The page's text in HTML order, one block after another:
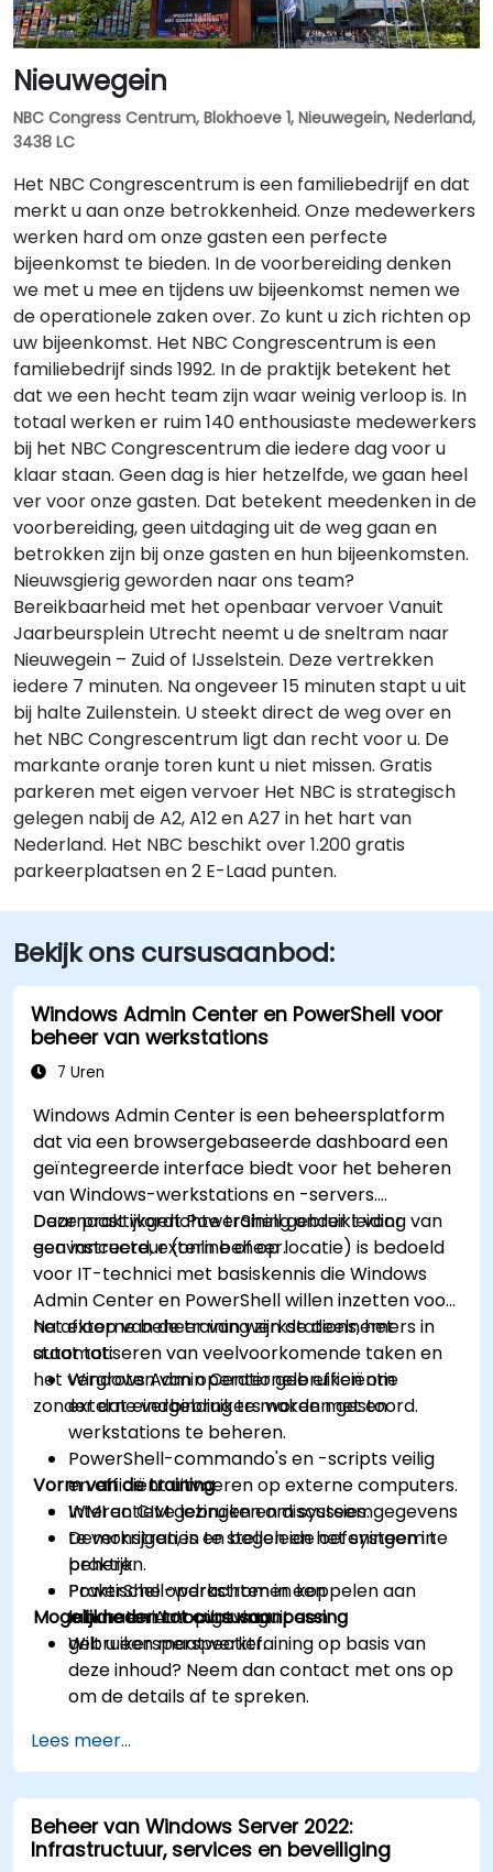
Nieuwegein
NBC Congress Centrum, Blokhoeve 1, Nieuwegein, Nederland,
3438 LC
Het NBC Congrescentrum is een familiebedrijf en dat
merkt u aan onze betrokkenheid. Onze medewerkers
werken hard om onze gasten een perfecte
bijeenkomst te bieden. In de voorbereiding denken
we met u mee en tijdens uw bijeenkomst nemen we
de operationele zaken over. Zo kunt u zich richten op
uw bijeenkomst. Het NBC Congrescentrum is een
familiebedrijf sinds 1992. In de praktijk betekent het
dat we een hecht team zijn waar weinig verloop is. In
totaal werken er ruim 140 enthousiaste medewerkers
bij het NBC Congrescentrum die iedere dag voor u
klaar staan. Geen dag is hier hetzelfde, we gaan heel
ver voor onze gasten. Dat betekent meedenken in de
voorbereiding, geen uitdaging uit de weg gaan en
betrokken zijn bij onze gasten en hun bijeenkomsten.
Nieuwsgierig geworden naar ons team?
Bereikbaarheid met het openbaar vervoer Vanuit
Jaarbeursplein Utrecht neemt u de sneltram naar
Nieuwegein – Zuid of IJsselstein. Deze vertrekken
iedere 7 minuten. Na ongeveer 15 minuten stapt u uit
bij halte Zuilenstein. U steekt direct de weg over en
het NBC Congrescentrum ligt dan recht voor u. De
markante oranje toren kunt u niet missen. Gratis
parkeren met eigen vervoer Het NBC is strategisch
gelegen nabij de A2, A12 en A27 in het hart van
Nederland. Het NBC beschikt over 1.200 gratis
parkeerplaatsen en 2 E-Laad punten.
Bekijk ons cursusaanbod:
Windows Admin Center en PowerShell voor
beheer van werkstations
7 Uren
Windows Admin Center is een beheersplatform
dat via een browsergebaseerde dashboard een
geïntegreerde interface biedt voor het beheren
van Windows-werkstations en -servers.
Daarnaast wordt PowerShell gebruikt voor
geavanceerd, extern beheer.
Deze praktijkgerichte training onder leiding van
een instructeur (online of op locatie) is bedoeld
voor IT-technici met basiskennis die Windows
Admin Center en PowerShell willen inzetten voor
het externe beheer van werkstations, het
automatiseren van veelvoorkomende taken en
het vergroten van operationele efficiëntie
zonder dat eindgebruikers worden gestoord.
Na afloop van de training zijn de deelnemers in
staat tot:
Windows Admin Center gebruiken om
externe verbinding te maken met en
werkstations te beheren.
PowerShell-commando's en -scripts veilig
en efficiënt uitvoeren op externe computers.
WMI en CIM gebruiken om systeemgegevens
te verkrijgen, in te stellen en het systeem te
beheren.
PowerShell-werkstromen koppelen aan
Intune en Autopilot vanuit een
gebruikersperspectief.
Vorm van de training
Interactieve lezingen en discussies.
Demonstraties en begeleide oefeningen in
praktijk.
Praktische opdrachten in een
laboratoriumomgeving.
Mogelijkheden tot cursusaanpassing
Wilt u een maatwerktraining op basis van
deze inhoud? Neem dan contact met ons op
om de details af te spreken.
Lees meer...
Beheer van Windows Server 2022:
Infrastructuur, services en beveiliging